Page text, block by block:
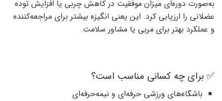
به‌صورت دوره‌ای میزان موفقیت در کاهش چربی یا افزایش توده
عضلانی را ارزیابی کرد. این یعنی انگیزه بیشتر برای مراجعه‌کننده
و عملکرد بهتر برای مربی یا مشاور سلامت.
✅ برای چه کسانی مناسب است؟
باشگاه‌های ورزشی حرفه‌ای و نیمه‌حرفه‌ای